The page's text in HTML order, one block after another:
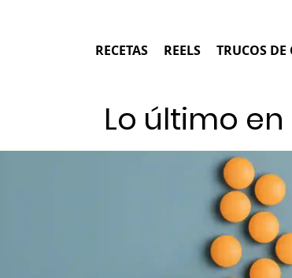
RECETAS REELS TRUCOS
Lo último